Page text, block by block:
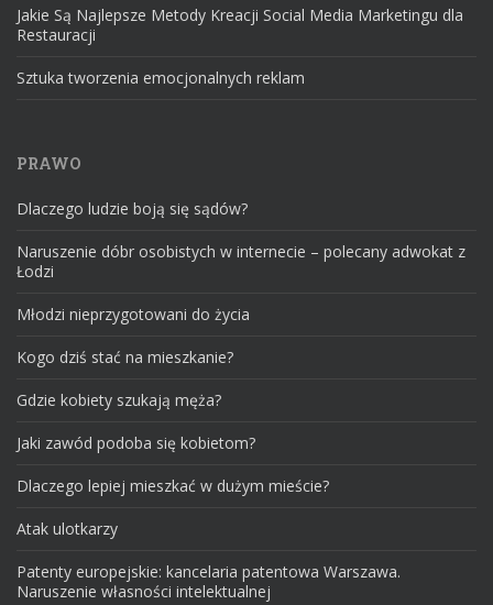
Jakie Są Najlepsze Metody Kreacji Social Media Marketingu dla
Restauracji
Sztuka tworzenia emocjonalnych reklam
PRAWO
Dlaczego ludzie boją się sądów?
Naruszenie dóbr osobistych w internecie – polecany adwokat z
Łodzi
Młodzi nieprzygotowani do życia
Kogo dziś stać na mieszkanie?
Gdzie kobiety szukają męża?
Jaki zawód podoba się kobietom?
Dlaczego lepiej mieszkać w dużym mieście?
Atak ulotkarzy
Patenty europejskie: kancelaria patentowa Warszawa.
Naruszenie własności intelektualnej